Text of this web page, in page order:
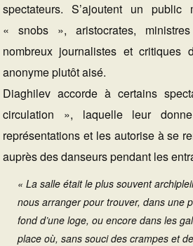
spectateurs. S’ajoutent un public
« snobs », aristocrates,
nombreux journalistes et critiques
anonyme plutôt aisé.
Diaghilev accorde à certains
circulation », laquelle leur
représentations et les autorise à se
auprès des danseurs pendant les
« La salle était le plus souvent
nous arranger pour trouver, dans une
fond d’une loge, ou encore dans les
place où, sans souci des crampes et